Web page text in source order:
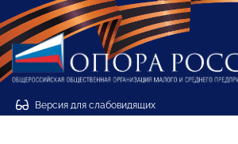
Версия для слабовидящих